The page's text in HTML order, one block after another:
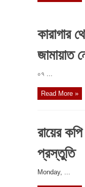
কারাগার
জামায়াত
০৭ ...
Read More »
রায়ের
প্রস্তুতি
‎Monday, ...